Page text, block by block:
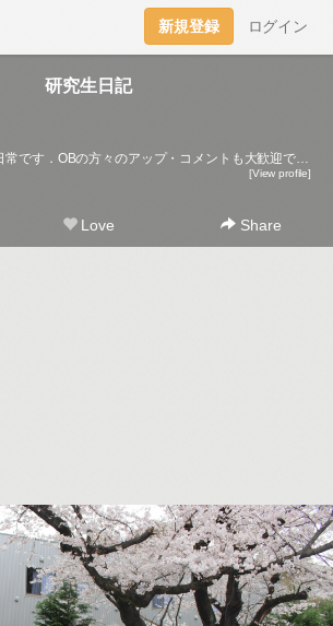
新規登録 ログイン
研究生日記
荻野研の日常です．OBの方々のアップ・コメントも大歓迎です♪
[View profile]
Love Share